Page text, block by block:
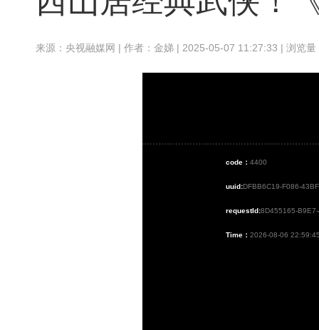
来源：央视融媒网 | 作者：金娣 | 2025-05-07 11:27:33 | 浏览
code： 4400
uuid:DFBB6C19-F086-
requestId:8D455165-
Time： 2026-08-06